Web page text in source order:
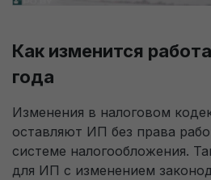
Как изменится
года
Изменения в налоговом
оставляют ИП без права
системе налогообложения.
для ИП с изменением
На указанный E-mail будет